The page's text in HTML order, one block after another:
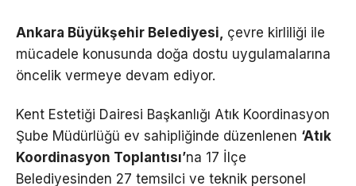
Ankara Büyükşehir Belediyesi, çevre kirliliği ile
mücadele konusunda doğa dostu uygulamalarına
öncelik vermeye devam ediyor.
Kent Estetiği Dairesi Başkanlığı Atık Koordinasyon
Şube Müdürlüğü ev sahipliğinde düzenlenen ‘Atık
Koordinasyon Toplantısı’na 17 İlçe
Belediyesinden 27 temsilci ve teknik personel